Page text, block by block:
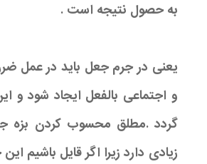
به حصول نتیجه است .
یعنی در جرم جعل باید در عمل
و اجتماعی بالفعل ایجاد شود و
گردد .مطلق محسوب کردن بزه
زیادی دارد زیرا اگر قایل باشیم